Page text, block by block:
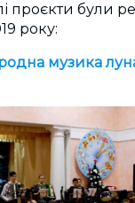
проєкти були
року:
музика